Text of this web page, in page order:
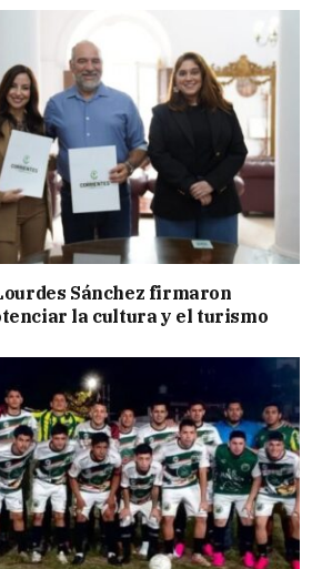
Sánchez firmaron
la cultura y el turismo